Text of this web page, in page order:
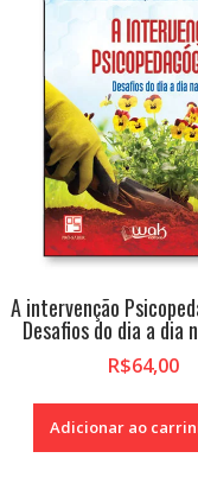
A intervenção
Desafios do dia a dia
R$64,00
Adicionar ao